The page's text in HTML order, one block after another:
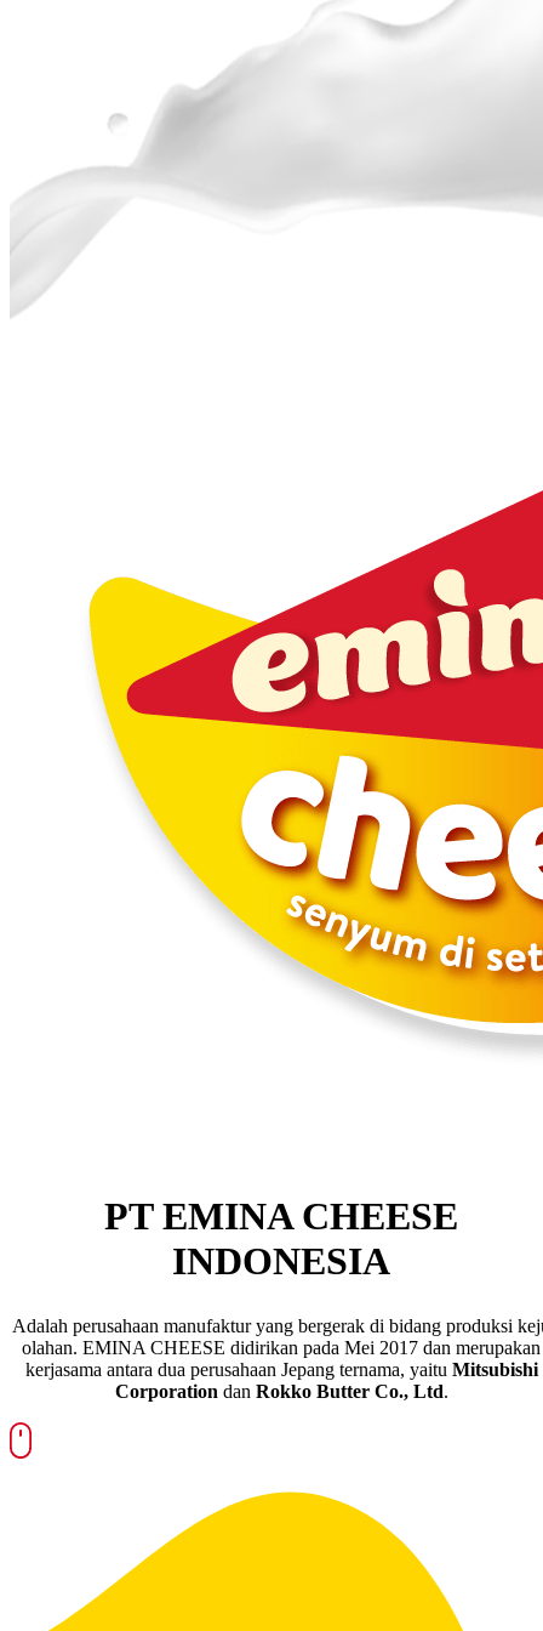
PT EMINA CHEESE
INDONESIA
Adalah perusahaan manufaktur yang bergerak di bidang produksi
olahan. EMINA CHEESE didirikan pada Mei 2017 dan merupakan
kerjasama antara dua perusahaan Jepang ternama, yaitu Mitsubishi
Corporation dan Rokko Butter Co., Ltd.